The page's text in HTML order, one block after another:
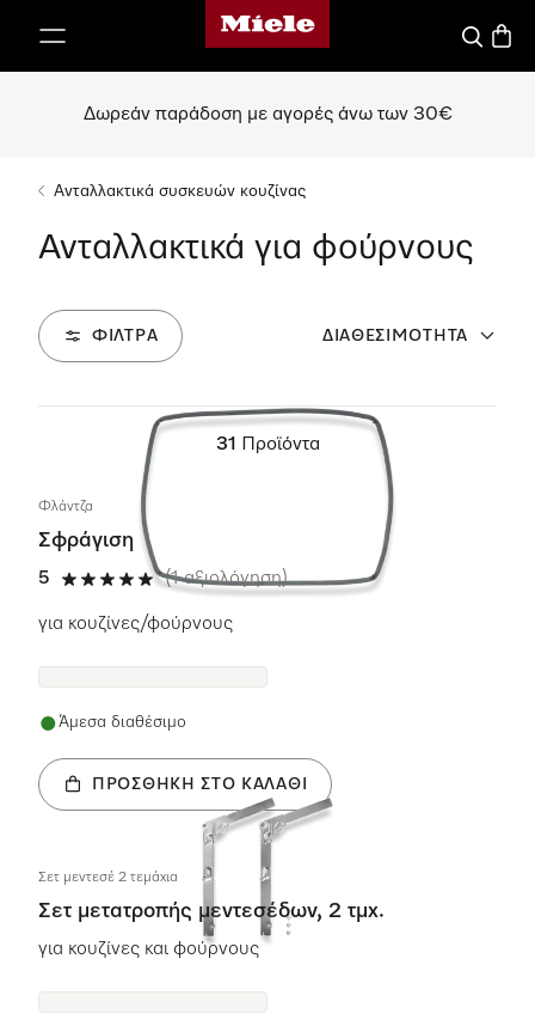
Αρχική σελίδα της Miele
Δωρεάν παράδοση με αγορές άνω των 30€
Ανταλλακτικά συσκευών κουζίνας
Ανταλλακτικά για φούρνους
ΦΊΛΤΡΑ ΔΙΑΘΕΣΙΜΌΤΗΤΑ
31 Προϊόντα
Φλάντζα
Σφράγιση
5
5 αστέρια από 5
(1 αξιολόγηση)
για κουζίνες/φούρνους
Άμεσα διαθέσιμο
ΠΡΟΣΘΉΚΗ ΣΤΟ ΚΑΛΆΘΙ
Σετ μεντεσέ 2 τεμάχια
Σετ μετατροπής μεντεσέδων, 2 τμχ.
για κουζίνες και φούρνους